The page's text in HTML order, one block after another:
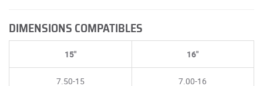
DIMENSIONS COMPATIBLES
15"
7.50-15
16"
7.00-16